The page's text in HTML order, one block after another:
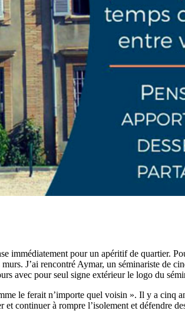
immédiatement pour un apéritif de quartier.
J’ai rencontré Aymar, un séminariste de
avec pour seul signe extérieur le logo du
le ferait n’importe quel voisin ». Il y a cinq
continuer à rompre l’isolement et défendre